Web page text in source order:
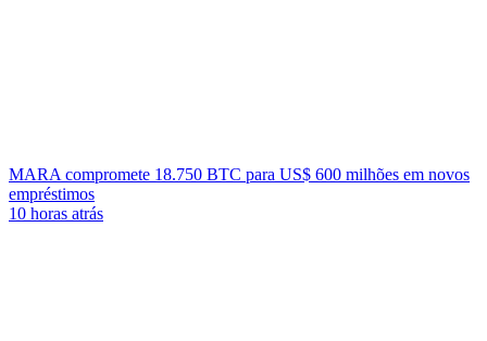
MARA compromete 18.750 BTC para US$ 600 milhões em novos
empréstimos
10 horas atrás